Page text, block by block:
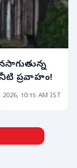
నీటి ప్రవాహం!
10:15 AM IST